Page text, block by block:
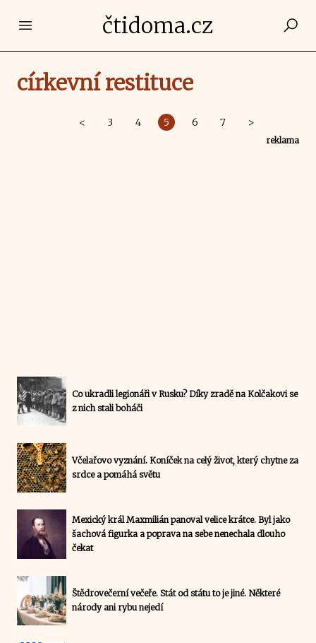
Open main menučtidoma.cz
církevní restituce
< 3 4 5 6 7 >
reklama
Co ukradli legionáři v Rusku? Díky zradě na Kolčakovi se
z nich stali boháči
Včelařovo vyznání. Koníček na celý život, který chytne za
srdce a pomáhá světu
Mexický král Maxmilián panoval velice krátce. Byl jako
šachová figurka a poprava na sebe nenechala dlouho
čekat
Štědrovečerní večeře. Stát od státu to je jiné. Některé
národy ani rybu nejedí